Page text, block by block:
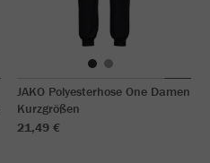
JAKO Polyesterhose One Damen
Kurzgrößen
21,49 €